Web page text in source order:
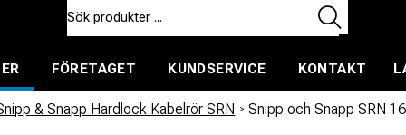
FÖRETAGET KUNDSERVICE KONTAKT
& Snapp Hardlock Kabelrör SRN / Snipp och Snapp SRN